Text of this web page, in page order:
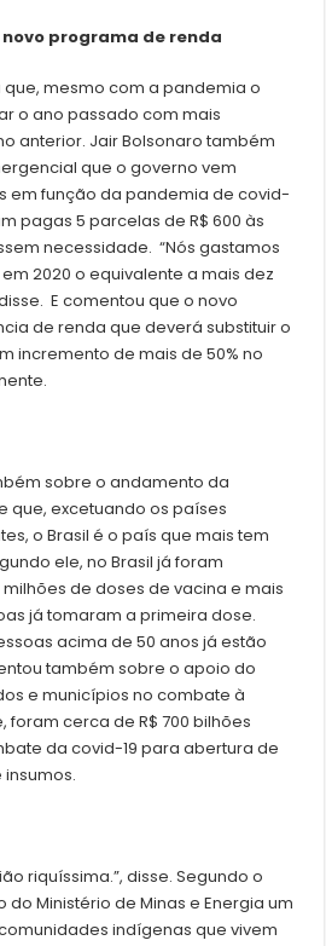
programa de renda
mesmo com a pandemia o
o ano passado com mais
anterior. Jair Bolsonaro também
que o governo vem
em função da pandemia de covid-
pagas 5 parcelas de R$ 600 às
necessidade. “Nós gastamos
2020 o equivalente a mais dez
E comentou que o novo
de renda que deverá substituir o
incremento de mais de 50% no
sobre o andamento da
que, excetuando os países
o Brasil é o país que mais tem
ele, no Brasil já foram
de doses de vacina e mais
já tomaram a primeira dose.
acima de 50 anos já estão
também sobre o apoio do
e municípios no combate à
foram cerca de R$ 700 bilhões
da covid-19 para abertura de
insumos.
riquíssima.”, disse. Segundo o
Ministério de Minas e Energia um
indígenas que vivem